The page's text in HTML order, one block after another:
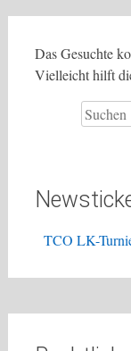
Das Gesuchte
Vielleicht hilft
Suchen
nach:
TCO LK-